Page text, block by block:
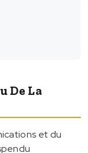
De La
et du